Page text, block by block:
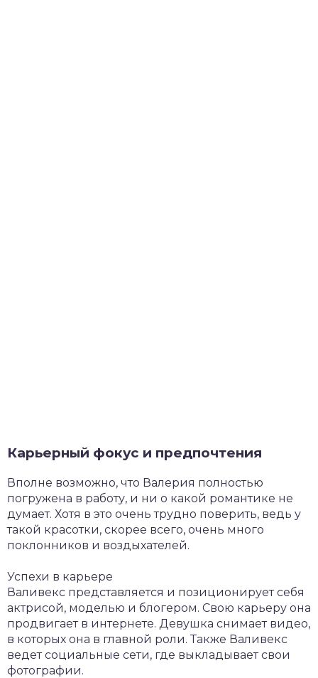
Карьерный фокус и предпочтения
Вполне возможно, что Валерия полностью
погружена в работу, и ни о какой романтике не
думает. Хотя в это очень трудно поверить, ведь у
такой красотки, скорее всего, очень много
поклонников и воздыхателей.
Успехи в карьере
Валивекс представляется и позиционирует себя
актрисой, моделью и блогером. Свою карьеру она
продвигает в интернете. Девушка снимает видео,
в которых она в главной роли. Также Валивекс
ведет социальные сети, где выкладывает свои
фотографии.